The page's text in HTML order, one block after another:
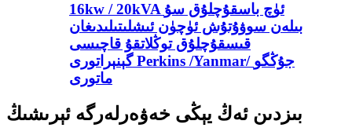
16kw / 20kVA ئۈچ باسقۇچلۇق سۇ
بىلەن سوۋۇتۇش ئۈچۈن ئىشلىتىلىدىغان
قىسقۇچلۇق توڭلاتقۇ قاچىسى
گېنېراتورى Perkins /Yanmar/ جۇڭگو
ماتورى
بىزدىن ئەڭ يېڭى خەۋەرلەرگە ئېرىشىڭ